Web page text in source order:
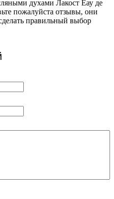
духами Лакост Еау де
пожалуйста отзывы, они
правильный выбор